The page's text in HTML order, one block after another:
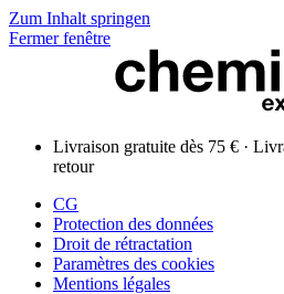
Zum Inhalt springen
Fermer fenêtre
Livraison gratuite dès 75 € ·
retour
CG
Protection des données
Droit de rétractation
Paramètres des cookies
Mentions légales